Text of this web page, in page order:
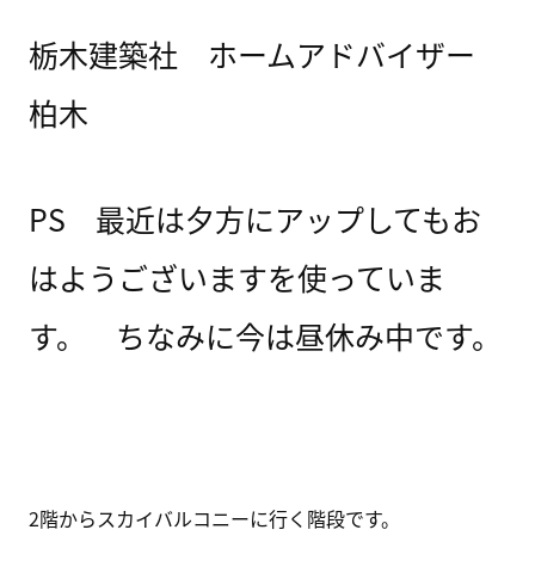
栃木建築社 ホームアドバイザー
柏木
PS 最近は夕方にアップしてもお
はようございますを使っていま
す。 ちなみに今は昼休み中です。
2階からスカイバルコニーに行く階段です。